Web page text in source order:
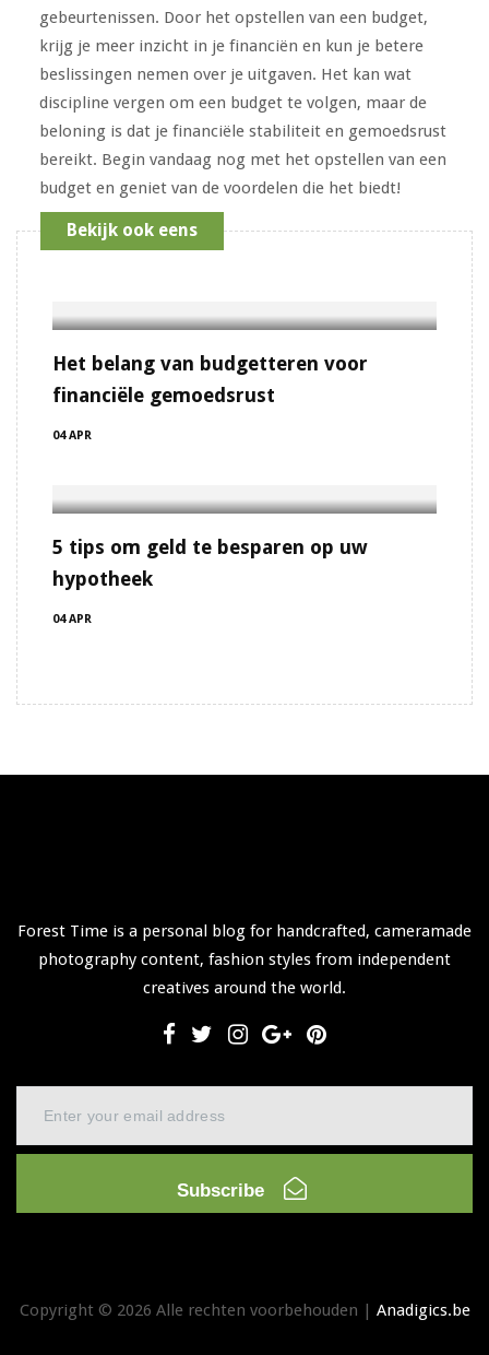
gebeurtenissen. Door het opstellen van een budget,
krijg je meer inzicht in je financiën en kun je betere
beslissingen nemen over je uitgaven. Het kan wat
discipline vergen om een budget te volgen, maar de
beloning is dat je financiële stabiliteit en gemoedsrust
bereikt. Begin vandaag nog met het opstellen van een
budget en geniet van de voordelen die het biedt!
Bekijk ook eens
Het belang van budgetteren voor
financiële gemoedsrust
04 APR
5 tips om geld te besparen op uw
hypotheek
04 APR
Forest Time is a personal blog for handcrafted, cameramade
photography content, fashion styles from independent
creatives around the world.
Subscribe
Copyright © 2026 Alle rechten voorbehouden | Anadigics.be